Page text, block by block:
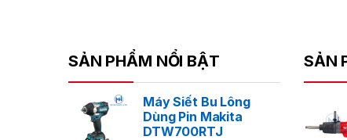
SẢN PHẨM NỔI BẬT
Máy Siết Bu Lông
Dùng Pin Makita
DTW700RTJ
SẢN